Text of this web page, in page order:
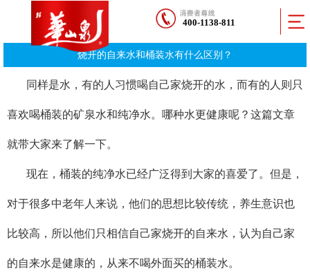
400-1138-811
烧开的自来水和桶装水有什么区别？
同样是水，有的人习惯喝自己家烧开的水，而有的人则只
喜欢喝桶装的矿泉水和纯净水。哪种水更健康呢？这篇文章
就带大家来了解一下。
现在，桶装的纯净水已经广泛得到大家的喜爱了。但是，
对于很多中老年人来说，他们的思想比较传统，养生意识也
比较高，所以他们只相信自己家烧开的自来水，认为自己家
的自来水是健康的，从来不喝外面买的桶装水。